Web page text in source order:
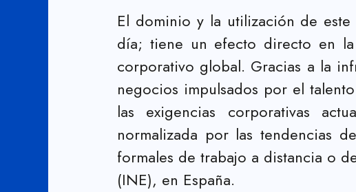
El dominio y la utilización de
día; tiene un efecto directo en
corporativo global. Gracias a la
negocios impulsados por el
las exigencias corporativas
normalizada por las tendencias
formales de trabajo a distancia o
(INE), en España.